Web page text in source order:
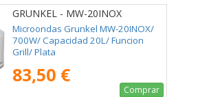
GRUNKEL - MW-20INOX
Microondas Grunkel MW-20INOX/
700W/ Capacidad 20L/ Funcion
Grill/ Plata
83,50 €
Comprar